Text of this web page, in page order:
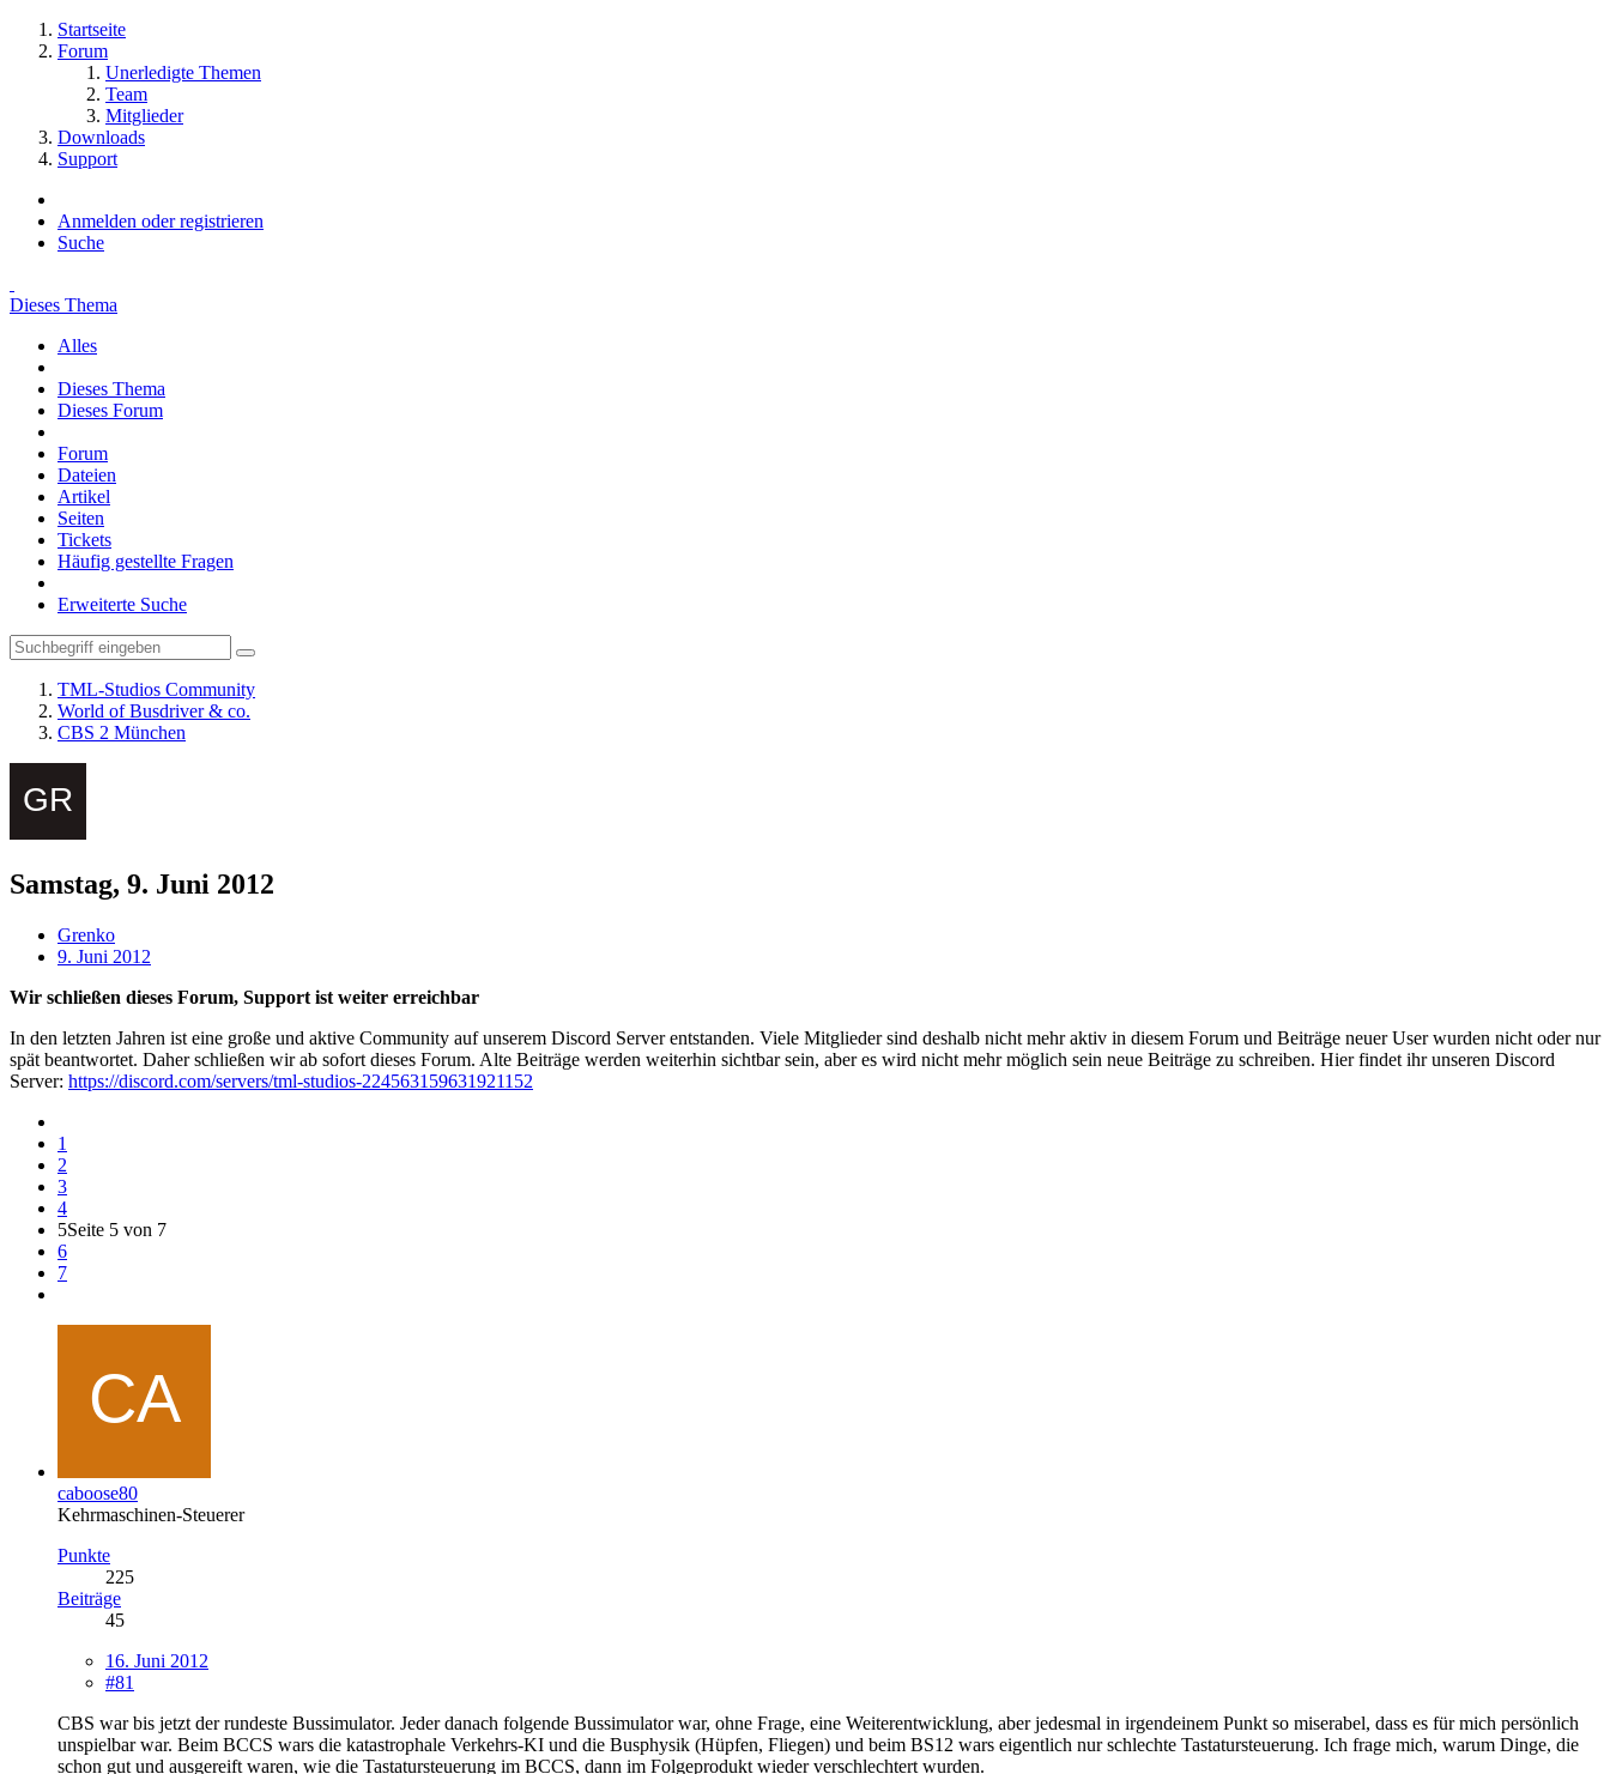
Startseite
Forum
Unerledigte Themen
Team
Mitglieder
Downloads
Support
Anmelden oder registrieren
Suche
Dieses Thema
Alles
Dieses Thema
Dieses Forum
Forum
Dateien
Artikel
Seiten
Tickets
Häufig gestellte Fragen
Erweiterte Suche
TML-Studios Community
World of Busdriver & co.
CBS 2 München
Samstag, 9. Juni 2012
Grenko
9. Juni 2012
Wir schließen dieses Forum, Support ist weiter erreichbar
In den letzten Jahren ist eine große und aktive Community auf unserem Discord Server entstanden. Viele Mitglieder sind deshalb nicht mehr aktiv in diesem Forum und Beiträge neuer User wurden nicht oder nur
spät beantwortet. Daher schließen wir ab sofort dieses Forum. Alte Beiträge werden weiterhin sichtbar sein, aber es wird nicht mehr möglich sein neue Beiträge zu schreiben. Hier findet ihr unseren Discord
Server: https://discord.com/servers/tml-studios-224563159631921152
1
2
3
4
5Seite 5 von 7
6
7
caboose80
Kehrmaschinen-Steuerer
Punkte
225
Beiträge
45
16. Juni 2012
#81
CBS war bis jetzt der rundeste Bussimulator. Jeder danach folgende Bussimulator war, ohne Frage, eine Weiterentwicklung, aber jedesmal in irgendeinem Punkt so miserabel, dass es für mich persönlich
unspielbar war. Beim BCCS wars die katastrophale Verkehrs-KI und die Busphysik (Hüpfen, Fliegen) und beim BS12 wars eigentlich nur schlechte Tastatursteuerung. Ich frage mich, warum Dinge, die
schon gut und ausgereift waren, wie die Tastatursteuerung im BCCS, dann im Folgeprodukt wieder verschlechtert wurden.